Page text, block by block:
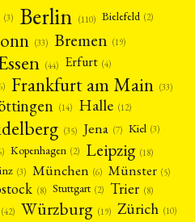
(3) Berlin (110) Bielefeld (2)
(33) Bremen (19)
(44) Erfurt (4)
Frankfurt am Main (33)
(14) Halle (12)
(35) Jena (7) Kiel (3)
Kopenhagen (2) Leipzig (18)
(3) München (6) Münster (5)
(8) Stuttgart (2) Trier (8)
(42) Würzburg (19) Zürich (10)